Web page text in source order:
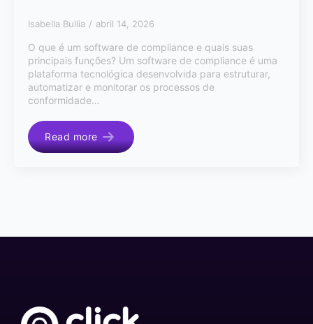
Isabella Bullia abril 14, 2026
O que é um software de compliance e quais suas
principais funções? Um software de compliance é uma
plataforma tecnológica desenvolvida para estruturar,
automatizar e monitorar os processos de
conformidade…
Read more